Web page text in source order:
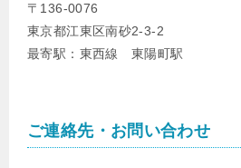
〒136-0076
東京都江東区南砂2-3-2
最寄駅：東西線 東陽町駅
ご連絡先・お問い合わせ